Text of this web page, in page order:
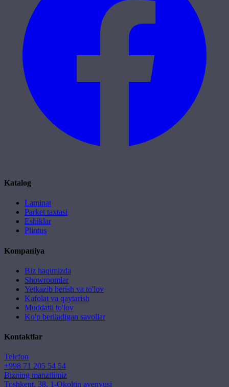
Katalog
Laminat
Parket taxtasi
Eshiklar
Plintus
Kompaniya
Biz haqimizda
Showroomlar
Yetkazib berish va to'lov
Kafolat va qaytarish
Muddatli to'lov
Ko'p beriladigan savollar
Kontaktlar
Telefon
+998 71 205 54 54
Bizning manzilimiz
Toshkent, 38, 1-Okoltin avenyusi